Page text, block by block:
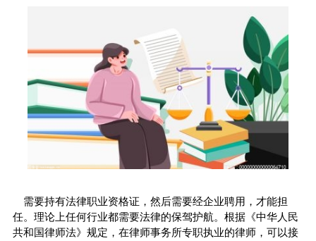
需要持有法律职业资格证，然后需要经企业聘用，才能担
任。理论上任何行业都需要法律的保驾护航。根据《中华人民
共和国律师法》规定，在律师事务所专职执业的律师，可以接